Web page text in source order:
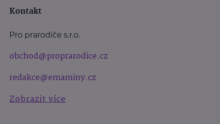
Kontakt
Pro prarodiče s.r.o.
obchod@proprarodice.cz
redakce@emaminy.cz
Zobrazit více